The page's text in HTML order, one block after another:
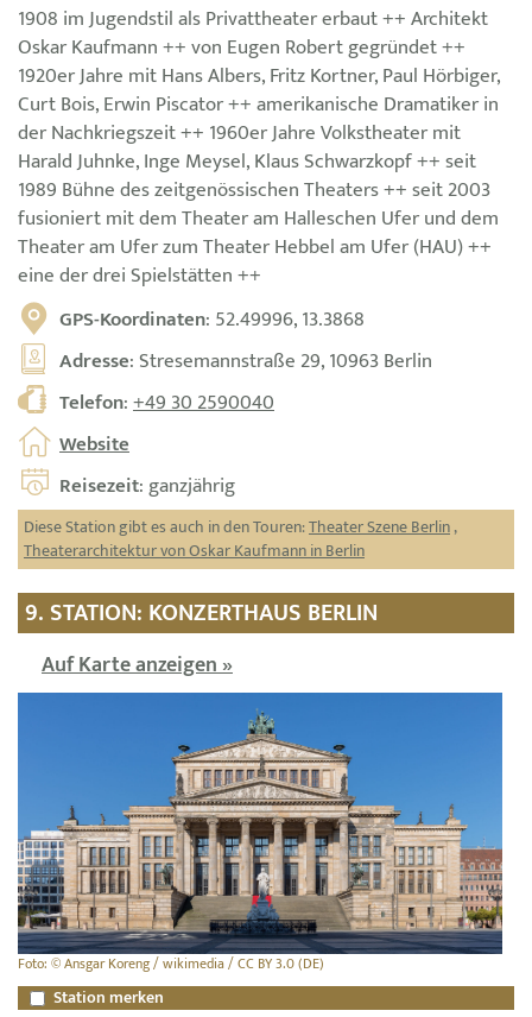
1908 im Jugendstil als Privattheater erbaut ++ Architekt
Oskar Kaufmann ++ von Eugen Robert gegründet ++
1920er Jahre mit Hans Albers, Fritz Kortner, Paul Hörbiger,
Curt Bois, Erwin Piscator ++ amerikanische Dramatiker in
der Nachkriegszeit ++ 1960er Jahre Volkstheater mit
Harald Juhnke, Inge Meysel, Klaus Schwarzkopf ++ seit
1989 Bühne des zeitgenössischen Theaters ++ seit 2003
fusioniert mit dem Theater am Halleschen Ufer und dem
Theater am Ufer zum Theater Hebbel am Ufer (HAU) ++
eine der drei Spielstätten ++
GPS-Koordinaten: 52.49996, 13.3868
Adresse: Stresemannstraße 29, 10963 Berlin
Telefon:+49 30 2590040
Website
Reisezeit: ganzjährig
Diese Station gibt es auch in den Touren:Theater Szene Berlin,
Theaterarchitektur von Oskar Kaufmann in Berlin
9. STATION: KONZERTHAUS BERLIN
Auf Karte anzeigen »
Foto: © Ansgar Koreng / wikimedia / CC BY 3.0 (DE)
Station merken